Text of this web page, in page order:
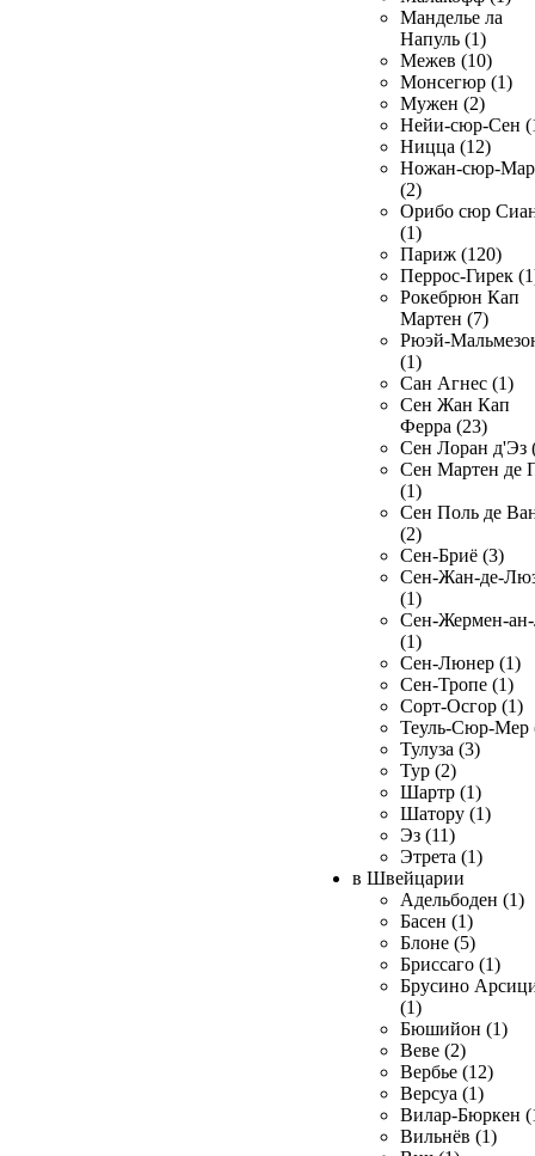
Манделье ла
Напуль (1)
Межев (10)
Монсегюр (1)
Мужен (2)
Нейи-сюр-Сен
Ницца (12)
Ножан-сюр-
(2)
Орибо сюр
(1)
Париж (120)
Перрос-Гирек
Рокебрюн Кап
Мартен (7)
Рюэй-
(1)
Сан Агнес (1)
Сен Жан Кап
Ферра (23)
Сен Лоран д'Эз
Сен Мартен де
(1)
Сен Поль де
(2)
Сен-Бриё (3)
Сен-Жан-де-
(1)
Сен-Жермен-
(1)
Сен-Люнер (1)
Сен-Тропе (1)
Сорт-Осгор (1)
Теуль-Сюр-Мер
Тулуза (3)
Тур (2)
Шартр (1)
Шатору (1)
Эз (11)
Этрета (1)
в Швейцарии
Адельбоден (1)
Басен (1)
Блоне (5)
Бриссаго (1)
Брусино
(1)
Бюшийон (1)
Веве (2)
Вербье (12)
Версуа (1)
Вилар-Бюркен
Вильнёв (1)